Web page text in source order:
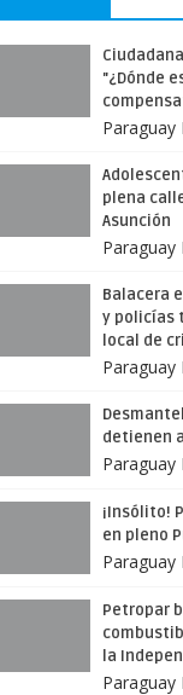
"¿Dónde
Paraguay
plena
Asunción
Paraguay
Balacera
y policías
local de
Paraguay
detienen
Paraguay
¡Insólito!
en pleno
Paraguay
Petropar
la
Paraguay